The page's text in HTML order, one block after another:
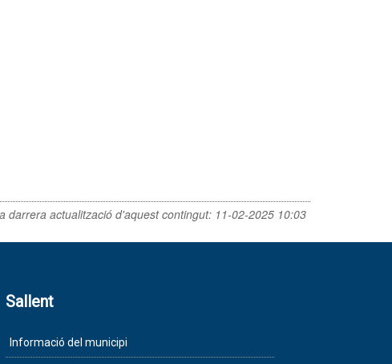
darrera actualització d'aquest contingut: 11-02-2025 10:03
Sallent
Informació del municipi